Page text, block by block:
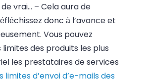
vrai… – Cela aura de
donc à l’avance et
Vous pouvez
des produits les plus
les prestataires de services
limites d’envoi d’e-mails des